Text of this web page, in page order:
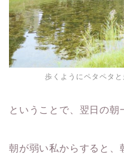
歩くようにペタペタと
ということで、翌日の朝
朝が弱い私からすると、